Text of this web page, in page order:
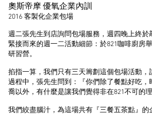
奧斯帝摩 優氧企業內訓
2016 客製化企業包場
週二張先生到店詢問包場服務，週四晚上終於
緊接而來的週一二活動細節：於821咖啡廚房
研習營。
掐指一算，我們只有三天籌劃這個包場活動，
過程中，張先生問到：『你們除了餐點好吃，
喬以外，有什麼是讓我們覺得非在821不可的理
我們絞盡腦汁，為這場共有『三餐五茶點』的